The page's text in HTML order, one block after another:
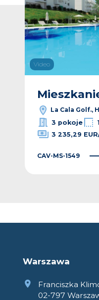
Video
La Cala Golf.,
3 pokoje
3 235,29
CAV-MS-1549
Warszawa
Franciszka
02-797